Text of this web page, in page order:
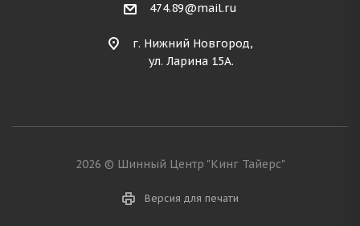
474.89@mail.ru
г. Нижний Новгород,
ул. Ларина 15А.
2026 © Шинный Центр "Кинг Тайерс"
Версия для печати